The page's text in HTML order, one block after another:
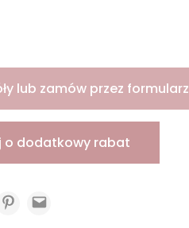
lub zamów przez formularz
o dodatkowy rabat